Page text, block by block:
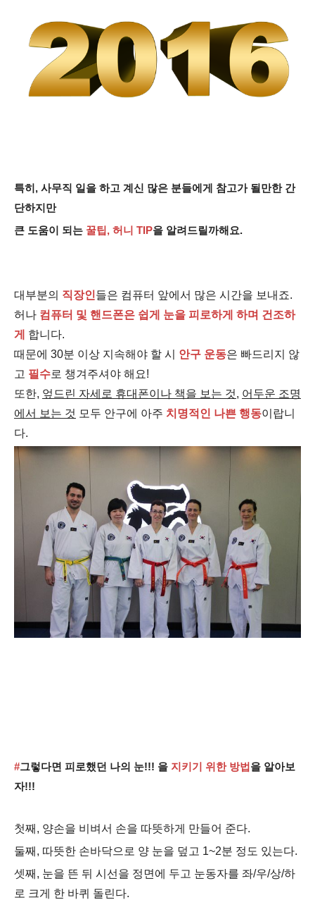
특히, 사무직 일을 하고 계신 많은 분들에게 참고가 될만한 간
단하지만
큰 도움이 되는 꿀팁, 허니 TIP을 알려드릴까해요.
대부분의 직장인들은 컴퓨터 앞에서 많은 시간을 보내죠.
허나 컴퓨터 및 핸드폰은 쉽게 눈을 피로하게 하며 건조하
게
합니다.
때문에 30분 이상 지속해야 할 시 안구 운동은 빠드리지 않
고 필수로 챙겨주셔야 해요!
또한, 엎드린 자세로 휴대폰이나 책을 보는 것, 어두운 조명
에서 보는 것 모두 안구에 아주 치명적인 나쁜 행동이랍니
다.
#그렇다면 피로했던 나의 눈!!! 을 지키기 위한 방법 을 알아보
자!!!
첫째, 양손을 비벼서 손을 따뜻하게 만들어 준다.
둘째, 따뜻한 손바닥으로 양 눈을 덮고 1~2분 정도 있는다.
셋째, 눈을 뜬 뒤 시선을 정면에 두고 눈동자를 좌/우/상/하
로 크게 한 바퀴 돌린다.